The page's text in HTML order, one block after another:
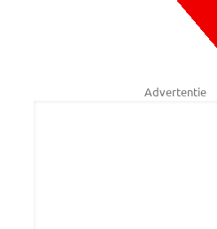
Advertentie